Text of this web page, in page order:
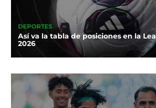
DEPORTES
Así va la tabla de posiciones en la
2026